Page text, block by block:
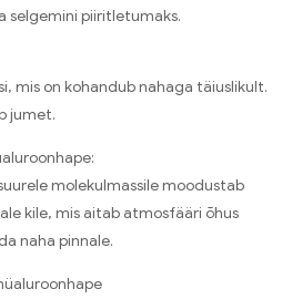
selgemini piiritletumaks.
mis on kohandub nahaga täiuslikult.
jumet.
molekulmassile moodustab
kile, mis aitab atmosfääri õhus
naha pinnale.